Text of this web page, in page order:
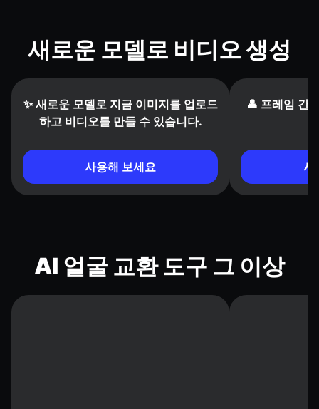
새로운 모델로 비디오 생성
✨ 새로운 모델로 지금 이미지를 업로드
하고 비디오를 만들 수 있습니다.
사용해 보세요
👤 프레임 간
사
AI 얼굴 교환 도구 그 이상